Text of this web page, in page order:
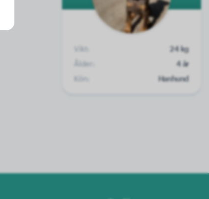
Vikt:
24 kg
Ålder:
4 år
Kön:
Hanhund